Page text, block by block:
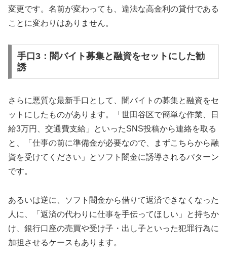
変更です。名前が変わっても、違法な高金利の貸付である
ことに変わりはありません。
手口3：闇バイト募集と融資をセットにした勧
誘
さらに悪質な最新手口として、闇バイトの募集と融資をセ
ットにしたものがあります。「世田谷区で簡単な作業、日
給3万円、交通費支給」といったSNS投稿から連絡を取る
と、「仕事の前に準備金が必要なので、まずこちらから融
資を受けてください」とソフト闇金に誘導されるパターン
です。
あるいは逆に、ソフト闇金から借りて返済できなくなった
人に、「返済の代わりに仕事を手伝ってほしい」と持ちか
け、銀行口座の売買や受け子・出し子といった犯罪行為に
加担させるケースもあります。